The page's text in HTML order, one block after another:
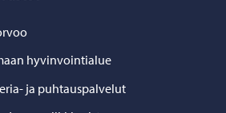
hyvinvointialue
ja puhtauspalvelut